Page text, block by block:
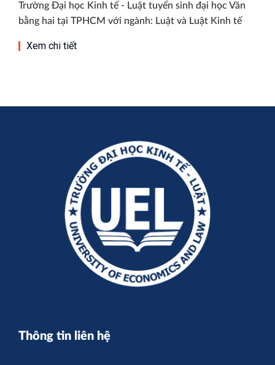
Trường Đại học Kinh tế - Luật tuyển sinh đại học Văn
bằng hai tại TPHCM với ngành: Luật và Luật Kinh tế
Xem chi tiết
Thông tin liên hệ